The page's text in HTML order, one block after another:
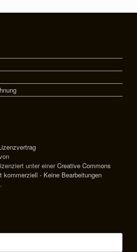
unter einerCreative Commons
kommerziell - Keine Bearbeitungen
.